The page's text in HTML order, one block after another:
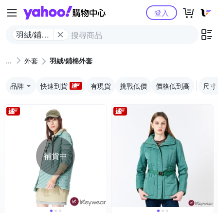
Yahoo購物中心
羽絨/鋪棉
登入
外套 羽絨/鋪棉外套
品牌 快速到貨 有現貨 挑戰低價 價格低到高 尺寸
補貨中